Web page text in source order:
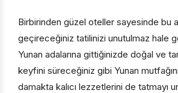
Birbirinden güzel oteller sayesinde bu
geçireceğiniz tatilinizi unutulmaz hale
Yunan adalarına gittiğinizde doğal ve
keyfini süreceğiniz gibi Yunan
damakta kalıcı lezzetlerini de tatmayı